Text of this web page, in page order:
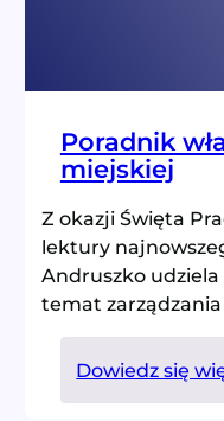
Poradnik
miejskiej
Z okazji Święta
lektury
Andruszko
temat
Dowiedz się